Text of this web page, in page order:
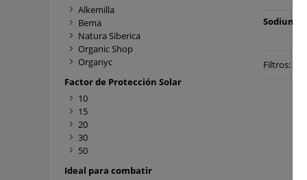
Sodium
Filtros:
Alkemilla
Bema
Natura Siberica
Organic Shop
Organyc
Factor de Protección Solar
10
15
20
30
50
Ideal para combatir